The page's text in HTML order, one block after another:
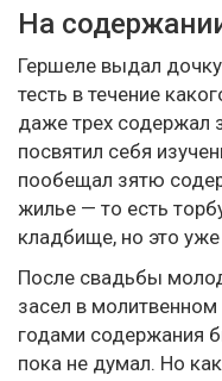
На
Гершеле выдал
тесть в течение
даже трех содержал
посвятил себя
пообещал зятю
жилье — то есть
кладбище, но это
После свадьбы
засел в
годами содержания
пока не думал. Но